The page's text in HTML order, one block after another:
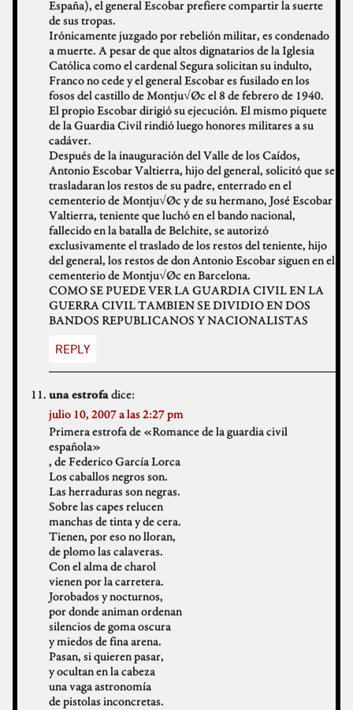
España), el general Escobar prefiere compartir la suerte
de sus tropas.
Irónicamente juzgado por rebelión militar, es condenado
a muerte. A pesar de que altos dignatarios de la Iglesia
Católica como el cardenal Segura solicitan su indulto,
Franco no cede y el general Escobar es fusilado en los
fosos del castillo de Montju√Øc el 8 de febrero de 1940.
El propio Escobar dirigió su ejecución. El mismo piquete
de la Guardia Civil rindió luego honores militares a su
cadáver.
Después de la inauguración del Valle de los Caídos,
Antonio Escobar Valtierra, hijo del general, solicitó que se
trasladaran los restos de su padre, enterrado en el
cementerio de Montju√Øc y de su hermano, José Escobar
Valtierra, teniente que luchó en el bando nacional,
fallecido en la batalla de Belchite, se autorizó
exclusivamente el traslado de los restos del teniente, hijo
del general, los restos de don Antonio Escobar siguen en el
cementerio de Montju√Øc en Barcelona.
COMO SE PUEDE VER LA GUARDIA CIVIL EN LA
GUERRA CIVIL TAMBIEN SE DIVIDIO EN DOS
BANDOS REPUBLICANOS Y NACIONALISTAS
REPLY
una estrofadice:
julio 10, 2007 a las 2:27 pm
Primera estrofa de «Romance de la guardia civil
española»
, de Federico García Lorca
Los caballos negros son.
Las herraduras son negras.
Sobre las capes relucen
manchas de tinta y de cera.
Tienen, por eso no lloran,
de plomo las calaveras.
Con el alma de charol
vienen por la carretera.
Jorobados y nocturnos,
por donde animan ordenan
silencios de goma oscura
y miedos de fina arena.
Pasan, si quieren pasar,
y ocultan en la cabeza
una vaga astronomía
de pistolas inconcretas.